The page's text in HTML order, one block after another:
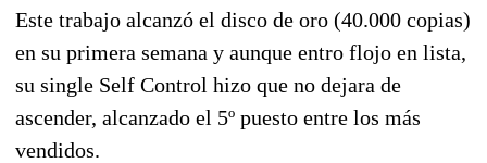
Este trabajo alcanzó el disco de oro (40.000 copias)
en su primera semana y aunque entro flojo en lista,
su single Self Control hizo que no dejara de
ascender, alcanzado el 5º puesto entre los más
vendidos.